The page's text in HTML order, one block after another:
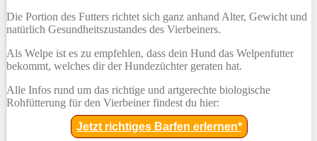
Die Portion des Futters richtet sich ganz anhand Alter, Gewicht und
natürlich Gesundheitszustandes des Vierbeiners.
Als Welpe ist es zu empfehlen, dass dein Hund das Welpenfutter
bekommt, welches dir der Hundezüchter geraten hat.
Alle Infos rund um das richtige und artgerechte biologische
Rohfütterung für den Vierbeiner findest du hier:
Jetzt richtiges Barfen erlernen*